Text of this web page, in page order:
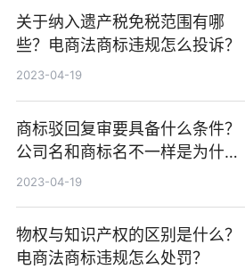
关于纳入遗产税免税范围有哪
些？电商法商标违规怎么投诉？
2023-04-19
商标驳回复审要具备什么条件？
公司名和商标名不一样是为什
么？
2023-04-19
物权与知识产权的区别是什么？
电商法商标违规怎么处罚？